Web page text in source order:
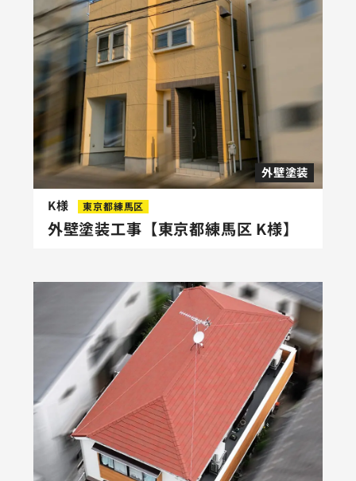
外壁塗装
K様 東京都練馬区
外壁塗装工事【東京都練馬区 K様】